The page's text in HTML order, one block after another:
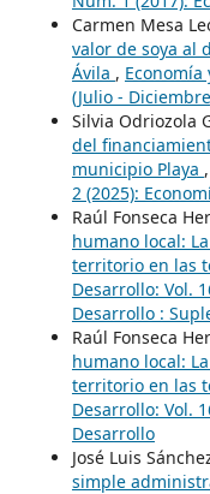
Carmen Mesa
valor de soya al
Ávila , Economía
(Julio -
Silvia Odriozola
del
municipio Playa ,
2 (2025):
Raúl Fonseca
humano local:
territorio en las
Desarrollo: Vol.
Desarrollo :
Raúl Fonseca
humano local:
territorio en las
Desarrollo: Vol.
Desarrollo
José Luis
simple